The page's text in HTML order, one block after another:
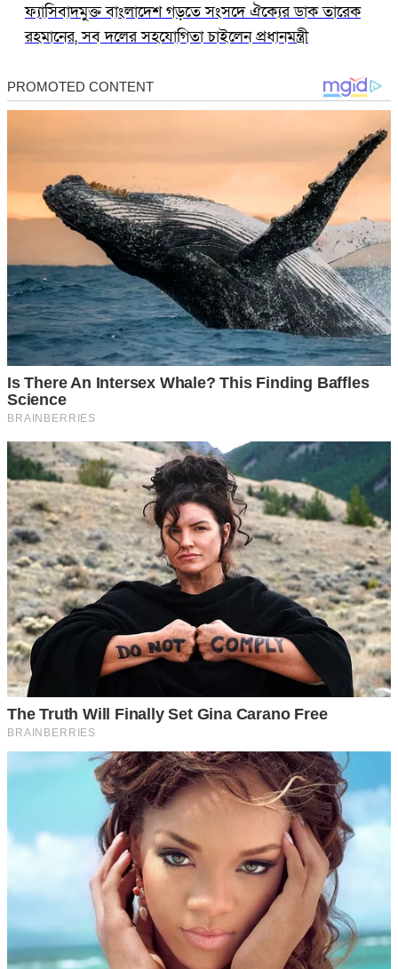
ফ্যাসিবাদমুক্ত বাংলাদেশ গড়তে সংসদে ঐক্যের ডাক তারেক
রহমানের, সব দলের সহযোগিতা চাইলেন প্রধানমন্ত্রী